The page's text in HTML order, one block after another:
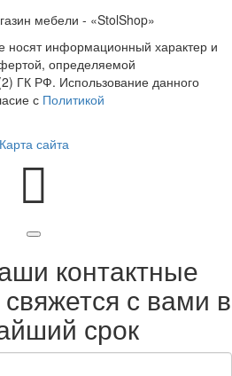
мебели - «StolShop»
носят информационный характер и
определяемой
ГК РФ. Использование данного
с Политикой
Карта сайта
контактные
с вами в
срок